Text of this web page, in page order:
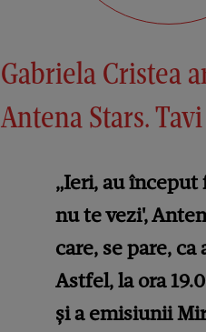
Gabriela Cristea
Antena Stars.
„Ieri, au
nu te vezi',
care, se pare,
Astfel, la ora
și a emisiunii